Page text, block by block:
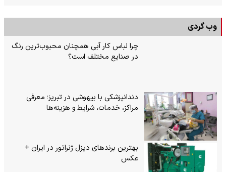
وب گردی
چرا لباس کار آبی همچنان محبوب‌ترین رنگ
در صنایع مختلف است؟
دندانپزشکی با بیهوشی در تبریز؛ معرفی
مراکز، خدمات، شرایط و هزینه‌ها
بهترین برندهای دیزل ژنراتور در ایران +
عکس